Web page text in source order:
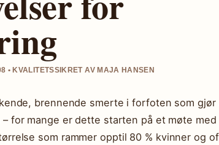
• KVALITETSSIKRET AV MAJA HANSEN
brennende smerte i forfoten som gjør
for mange er dette starten på et møte
som rammer opptil 80 % kvinner og